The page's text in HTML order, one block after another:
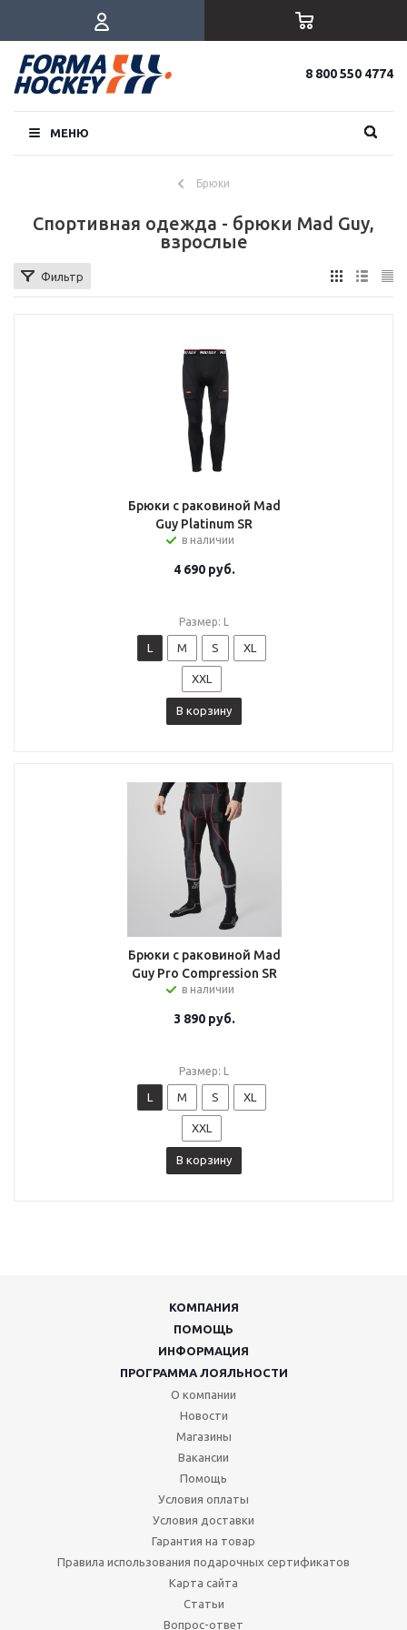
8 800 550 4774
МЕНЮ
Брюки
Спортивная одежда - брюки Mad Guy,
взрослые
Фильтр
Брюки с раковиной Mad
Guy Platinum SR
в наличии
4 690руб.
Размер: L
L M S XL
XXL
В корзину
Брюки с раковиной Mad
Guy Pro Compression SR
в наличии
3 890руб.
Размер: L
L M S XL
XXL
В корзину
КОМПАНИЯ
ПОМОЩЬ
ИНФОРМАЦИЯ
ПРОГРАММА ЛОЯЛЬНОСТИ
О компании
Новости
Магазины
Вакансии
Помощь
Условия оплаты
Условия доставки
Гарантия на товар
Правила использования подарочных сертификатов
Карта сайта
Статьи
Вопрос-ответ